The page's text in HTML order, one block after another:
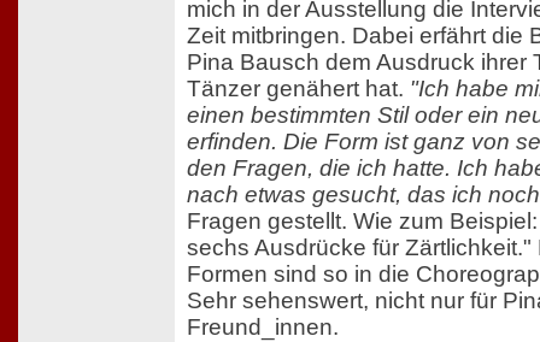
mich in der Ausstellung die
Zeit mitbringen. Dabei erfährt die
Pina Bausch dem Ausdruck ihrer
Tänzer genähert hat. "Ich habe
einen bestimmten Stil oder ein
erfinden. Die Form ist ganz von
den Fragen, die ich hatte. Ich
nach etwas gesucht, das ich
Fragen gestellt. Wie zum
sechs Ausdrücke für
Formen sind so in die
Sehr sehenswert, nicht nur für
Freund_innen.